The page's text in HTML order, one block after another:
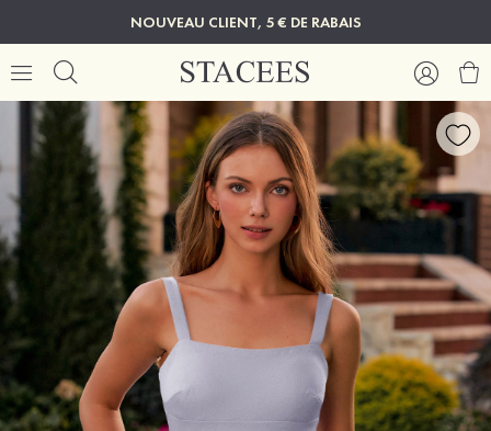
NOUVEAU CLIENT, 5 € DE RABAIS